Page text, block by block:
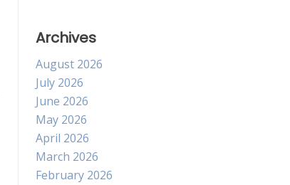
Archives
August 2026
July 2026
June 2026
May 2026
April 2026
March 2026
February 2026